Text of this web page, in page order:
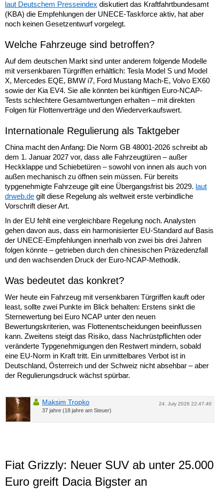
laut Deutschem Presseindex diskutiert das Kraftfahrtbundesamt
(KBA) die Empfehlungen der UNECE-Taskforce aktiv, hat aber
noch keinen Gesetzentwurf vorgelegt.
Welche Fahrzeuge sind betroffen?
Auf dem deutschen Markt sind unter anderem folgende Modelle
mit versenkbaren Türgriffen erhältlich: Tesla Model S und Model
X, Mercedes EQE, BMW i7, Ford Mustang Mach-E, Volvo EX60
sowie der Kia EV4. Sie alle könnten bei künftigen Euro-NCAP-
Tests schlechtere Gesamtwertungen erhalten – mit direkten
Folgen für Flottenverträge und den Wiederverkaufswert.
Internationale Regulierung als Taktgeber
China macht den Anfang: Die Norm GB 48001-2026 schreibt ab
dem 1. Januar 2027 vor, dass alle Fahrzeugtüren – außer
Heckklappe und Schiebetüren – sowohl von innen als auch von
außen mechanisch zu öffnen sein müssen. Für bereits
typgenehmigte Fahrzeuge gilt eine Übergangsfrist bis 2029. laut
drweb.de gilt diese Regelung als weltweit erste verbindliche
Vorschrift dieser Art.
In der EU fehlt eine vergleichbare Regelung noch. Analysten
gehen davon aus, dass ein harmonisierter EU-Standard auf Basis
der UNECE-Empfehlungen innerhalb von zwei bis drei Jahren
folgen könnte – getrieben durch den chinesischen Präzedenzfall
und den wachsenden Druck der Euro-NCAP-Methodik.
Was bedeutet das konkret?
Wer heute ein Fahrzeug mit versenkbaren Türgriffen kauft oder
least, sollte zwei Punkte im Blick behalten: Erstens sinkt die
Sternewertung bei Euro NCAP unter den neuen
Bewertungskriterien, was Flottenentscheidungen beeinflussen
kann. Zweitens steigt das Risiko, dass Nachrüstpflichten oder
veränderte Typgenehmigungen den Restwert mindern, sobald
eine EU-Norm in Kraft tritt. Ein unmittelbares Verbot ist in
Deutschland, Österreich und der Schweiz nicht absehbar – aber
der Regulierungsdruck wächst spürbar.
24. July 2026 22:47:40
Maksim Tropko
37 jahre (18 jahre am Steuer)
Fiat Grizzly: Neuer SUV ab unter 25.000
Euro greift Dacia Bigster an